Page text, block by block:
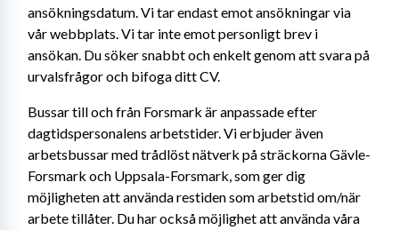
ansökningsdatum. Vi tar endast emot ansökningar via
vår webbplats. Vi tar inte emot personligt brev i
ansökan. Du söker snabbt och enkelt genom att svara på
urvalsfrågor och bifoga ditt CV.
Bussar till och från Forsmark är anpassade efter
dagtidspersonalens arbetstider. Vi erbjuder även
arbetsbussar med trådlöst nätverk på sträckorna Gävle-
Forsmark och Uppsala-Forsmark, som ger dig
möjligheten att använda restiden som arbetstid om/när
arbete tillåter. Du har också möjlighet att använda våra